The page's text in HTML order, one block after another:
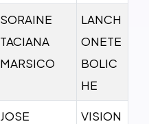
SORAINE
TACIANA
MARSICO
LANCH
ONETE
BOLIC
HE
JOSE
VISION